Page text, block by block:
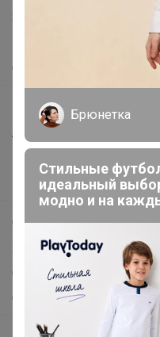
Защита покупателя
О нас
Все предложения
Анонсы
Поддержка альпак
Самое выгодное
Хиты продаж
Самое желанное
Самое быстрое
Брюнетка
Стильные
идеальный
модно и на